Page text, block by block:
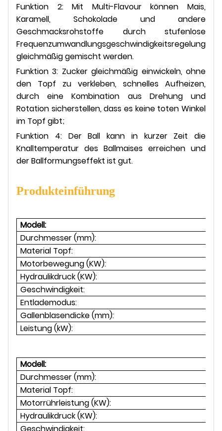
Funktion 2: Mit Multi-Flavour können Mais,
Karamell, Schokolade und andere
Geschmacksrohstoffe durch stufenlose
Frequenzumwandlungsgeschwindigkeitsregelung
gleichmäßig gemischt werden.
Funktion 3: Zucker gleichmäßig einwickeln, ohne
den Topf zu verkleben, schnelles Aufheizen,
durch eine Kombination aus Drehung und
Rotation sicherstellen, dass es keine toten Winkel
im Topf gibt;
Funktion 4: Der Ball kann in kurzer Zeit die
Knalltemperatur des Ballmaises erreichen und
der Ballformungseffekt ist gut.
Produkteinführung
Modell:
Durchmesser (mm):
Material Topf:
Motorbewegung (KW):
Hydraulikdruck (KW):
Geschwindigkeit:
Entlademodus:
Gallenblasendicke (mm):
Leistung (kW):
Modell:
Durchmesser (mm):
Material Topf:
Motorrührleistung (KW):
Hydraulikdruck (KW):
Geschwindigkeit: